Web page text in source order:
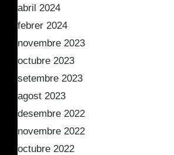
abril 2024
febrer 2024
novembre 2023
octubre 2023
setembre 2023
agost 2023
desembre 2022
novembre 2022
octubre 2022